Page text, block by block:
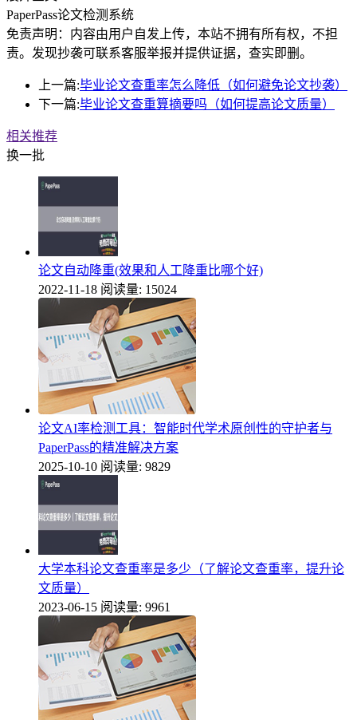
PaperPass论文检测系统
免责声明：内容由用户自发上传，本站不拥有所有权，不担
责。发现抄袭可联系客服举报并提供证据，查实即删。
上一篇:毕业论文查重率怎么降低（如何避免论文抄袭）
下一篇:毕业论文查重算摘要吗（如何提高论文质量）
相关推荐
换一批
论文自动降重(效果和人工降重比哪个好)
2022-11-18 阅读量: 15024
论文AI率检测工具：智能时代学术原创性的守护者与
PaperPass的精准解决方案
2025-10-10 阅读量: 9829
大学本科论文查重率是多少（了解论文查重率，提升论
文质量）
2023-06-15 阅读量: 9961